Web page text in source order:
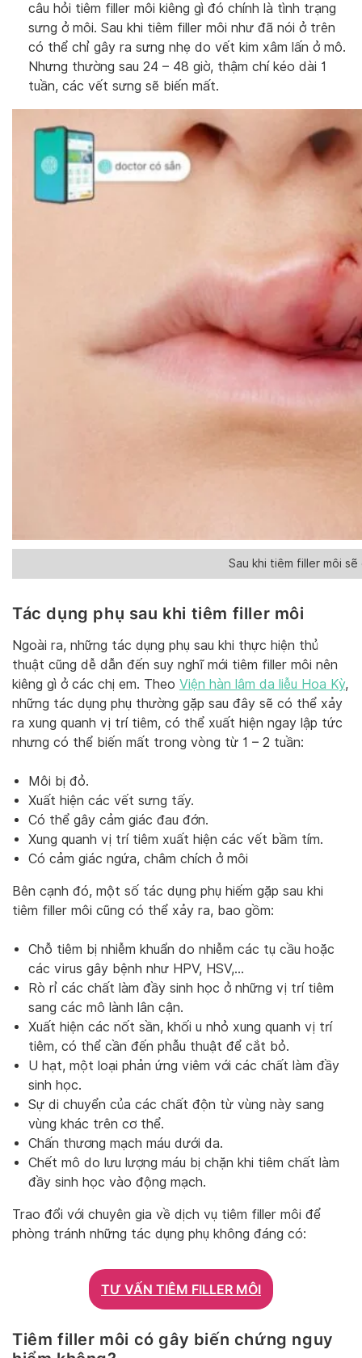
câu hỏi tiêm filler môi kiêng gì đó chính là tình trạng
sưng ở môi. Sau khi tiêm filler môi như đã nói ở trên
có thể chỉ gây ra sưng nhẹ do vết kim xâm lấn ở mô.
Nhưng thường sau 24 – 48 giờ, thậm chí kéo dài 1
tuần, các vết sưng sẽ biến mất.
Sau khi tiêm filler môi
Tác dụng phụ sau khi tiêm filler môi
Ngoài ra, những tác dụng phụ sau khi thực hiện thủ
thuật cũng dễ dẫn đến suy nghĩ mới tiêm filler môi nên
kiêng gì ở các chị em. Theo Viện hàn lâm da liễu Hoa Kỳ,
những tác dụng phụ thường gặp sau đây sẽ có thể xảy
ra xung quanh vị trí tiêm, có thể xuất hiện ngay lập tức
nhưng có thể biến mất trong vòng từ 1 – 2 tuần:
Môi bị đỏ.
Xuất hiện các vết sưng tấy.
Có thể gây cảm giác đau đớn.
Xung quanh vị trí tiêm xuất hiện các vết bầm tím.
Có cảm giác ngứa, châm chích ở môi
Bên cạnh đó, một số tác dụng phụ hiếm gặp sau khi
tiêm filler môi cũng có thể xảy ra, bao gồm:
Chỗ tiêm bị nhiễm khuẩn do nhiễm các tụ cầu hoặc
các virus gây bệnh như HPV, HSV,…
Rò rỉ các chất làm đầy sinh học ở những vị trí tiêm
sang các mô lành lân cận.
Xuất hiện các nốt sần, khối u nhỏ xung quanh vị trí
tiêm, có thể cần đến phẫu thuật để cắt bỏ.
U hạt, một loại phản ứng viêm với các chất làm đầy
sinh học.
Sự di chuyển của các chất độn từ vùng này sang
vùng khác trên cơ thể.
Chấn thương mạch máu dưới da.
Chết mô do lưu lượng máu bị chặn khi tiêm chất làm
đầy sinh học vào động mạch.
Trao đổi với chuyên gia về dịch vụ tiêm filler môi để
phòng tránh những tác dụng phụ không đáng có:
TƯ VẤN TIÊM FILLER MÔI
Tiêm filler môi có gây biến chứng nguy